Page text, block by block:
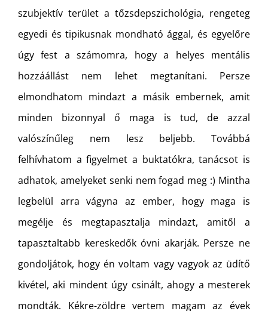
szubjektív terület a tőzsdepszichológia, rengeteg
egyedi és tipikusnak mondható ággal, és egyelőre
úgy fest a számomra, hogy a helyes mentális
hozzáállást nem lehet megtanítani. Persze
elmondhatom mindazt a másik embernek, amit
minden bizonnyal ő maga is tud, de azzal
valószínűleg nem lesz beljebb. Továbbá
felhívhatom a figyelmet a buktatókra, tanácsot is
adhatok, amelyeket senki nem fogad meg :) Mintha
legbelül arra vágyna az ember, hogy maga is
megélje és megtapasztalja mindazt, amitől a
tapasztaltabb kereskedők óvni akarják. Persze ne
gondoljátok, hogy én voltam vagy vagyok az üdítő
kivétel, aki mindent úgy csinált, ahogy a mesterek
mondták. Kékre-zöldre vertem magam az évek